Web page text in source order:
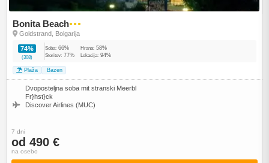
Bonita Beach●●●
Goldstrand, Bolgarija
74%
(308)
Soba: 66% Hrana: 58%
Storitev: 77% Lokacija: 94%
Plaža Bazen
Dvoposteljna soba mit stranski Meerbl
Fr}hst}ck
Discover Airlines (MUC)
7 dni
od 490 €
na osebo